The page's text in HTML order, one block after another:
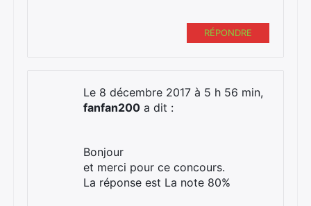
RÉPONDRE
Le 8 décembre 2017 à 5 h 56 min,
fanfan200 a dit :
Bonjour
et merci pour ce concours.
La réponse est La note 80%